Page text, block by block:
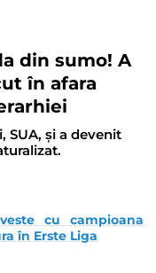
din sumo! A
în afara
SUA, și a devenit
cu campioana
în Erste Liga